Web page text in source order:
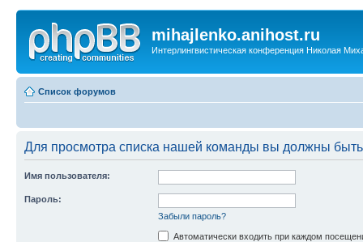
mihajlenko.anihost.ru
Интерлингвистическая конференция Николая
Список форумов
Для просмотра списка нашей команды вы должны
Имя пользователя:
Пароль:
Забыли пароль?
Автоматически входить при каждом